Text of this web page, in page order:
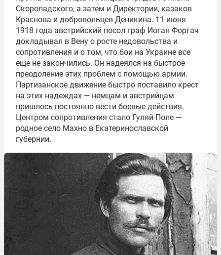
Скоропадского, а затем и Директории, казаков
Краснова и добровольцев Деникина. 11 июня
1918 года австрийский посол граф Иоган Форгач
докладывал в Вену о росте недовольства и
сопротивления и о том, что бои на Украине все
еще не закончились. Он надеялся на быстрое
преодоление этих проблем с помощью армии.
Партизанское движение быстро поставило крест
на этих надеждах — немцам и австрийцам
пришлось постоянно вести боевые действия.
Центром сопротивления стало Гуляй-Поле —
родное село Махно в Екатеринославской
губернии.